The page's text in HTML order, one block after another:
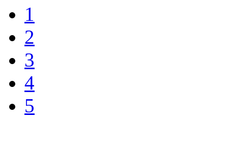
1
2
3
4
5